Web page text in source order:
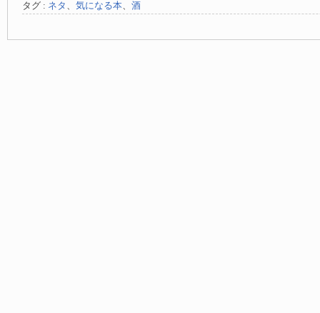
タグ : ネタ 、 気になる本、 酒